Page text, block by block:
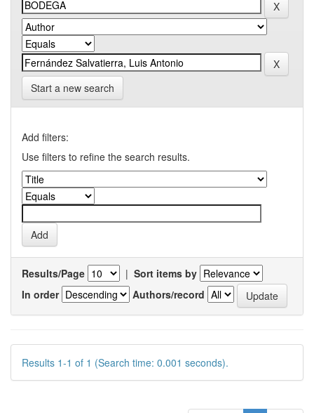
Start a new search
Add filters:
Use filters to refine the search results.
Results/Page | Sort items by
In order
Authors/record
Results 1-1 of 1 (Search time: 0.001 seconds).